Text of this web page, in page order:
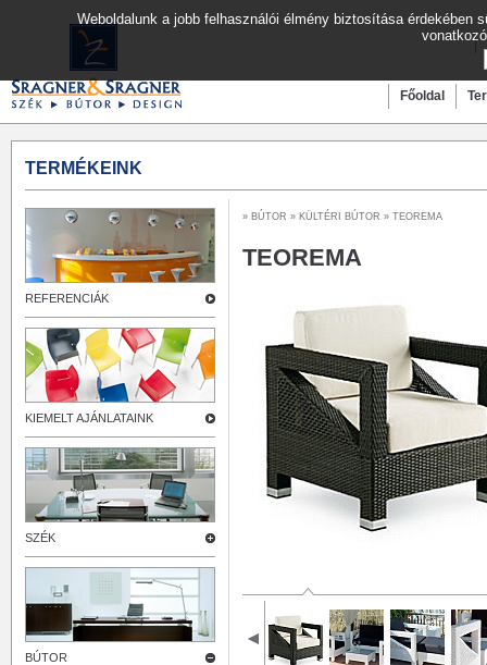
Főoldal
TERMÉKEINK
REFERENCIÁK
KIEMELT AJÁNLATAINK
SZÉK
BÚTOR
» BÚTOR » KÜLTÉRI BÚTOR » TEOREMA
TEOREMA
Weboldalunk a jobb felhasználói élmény biztosítása érdekében